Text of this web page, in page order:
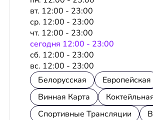
вт. 12:00 - 23:00
ср. 12:00 - 23:00
чт. 12:00 - 23:00
сeгодня 12:00 - 23:00
сб. 12:00 - 23:00
вс. 12:00 - 23:00
Белорусская Европейская
Винная Карта
Спортивные Трансляции